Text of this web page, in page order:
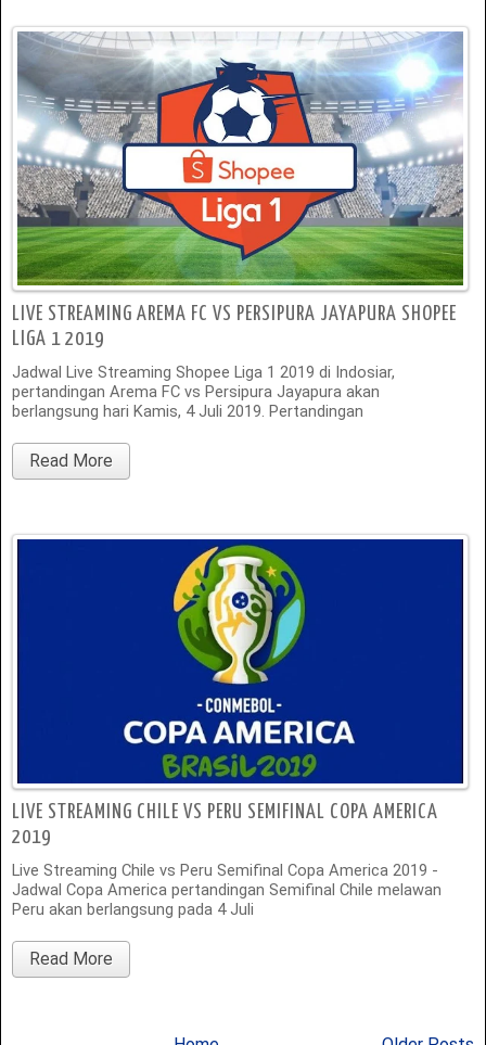
LIVE STREAMING AREMA FC VS PERSIPURA JAYAPURA SHOPEE
LIGA 1 2019
Jadwal Live Streaming Shopee Liga 1 2019 di Indosiar,
pertandingan Arema FC vs Persipura Jayapura akan
berlangsung hari Kamis, 4 Juli 2019. Pertandingan
Read More
LIVE STREAMING CHILE VS PERU SEMIFINAL COPA AMERICA
2019
Live Streaming Chile vs Peru Semifinal Copa America 2019 -
Jadwal Copa America pertandingan Semifinal Chile melawan
Peru akan berlangsung pada 4 Juli
Read More